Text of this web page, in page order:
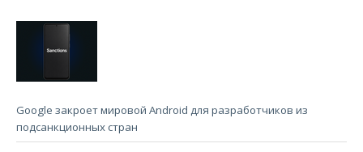
Google закроет мировой Android для разработчиков из
подсанкционных стран